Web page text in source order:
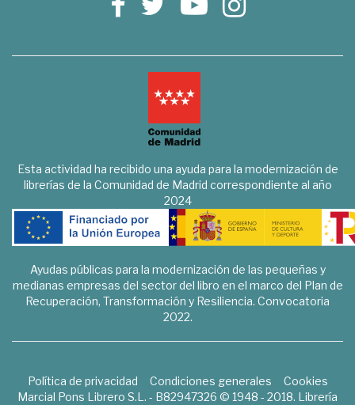
Esta actividad ha recibido una ayuda para la modernización de
librerías de la Comunidad de Madrid correspondiente al año
2024
Ayudas públicas para la modernización de las pequeñas y
medianas empresas del sector del libro en el marco del Plan de
Recuperación, Transformación y Resiliencia. Convocatoria
2022.
Política de privacidad Condiciones generales
Cookies
Marcial Pons Librero S.L. - B82947326 © 1948 - 2018. Librería